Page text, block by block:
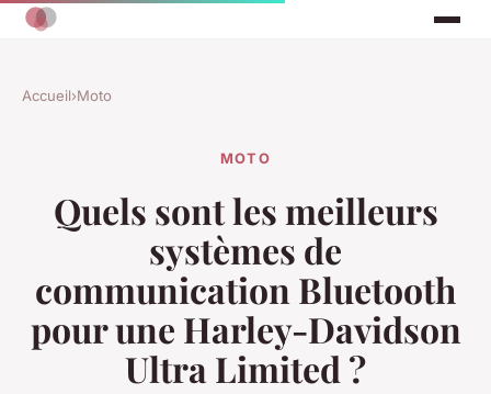
Accueil›Moto
MOTO
Quels sont les meilleurs
systèmes de
communication Bluetooth
pour une Harley-Davidson
Ultra Limited ?